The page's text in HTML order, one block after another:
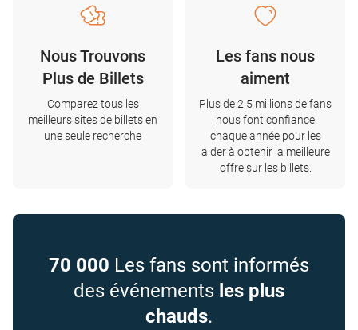
Nous Trouvons
Plus de Billets
Comparez tous les
meilleurs sites de billets en
une seule recherche
Les fans nous
aiment
Plus de 2,5 millions de fans
nous font confiance
chaque année pour les
aider à obtenir la meilleure
offre sur les billets.
70 000 Les fans sont informés
des événements les plus
chauds.